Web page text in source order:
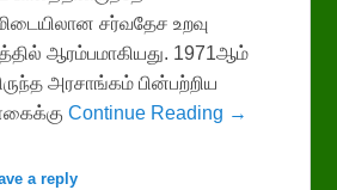
சர்வதேச உறவு
ஆரம்பமாகியது. 1971ஆம்
அரசாங்கம் பின்பற்றிய
Continue Reading →
a reply